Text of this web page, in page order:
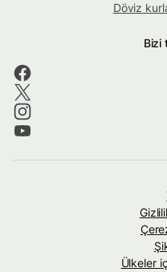
Döviz
Bizi
Ülkeler